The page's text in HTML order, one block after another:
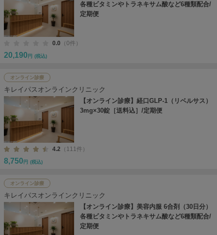
各種ビタミンやトラネキサム酸など6種類配合/
定期便
0.0 （0件）
20,190 円 (税込)
オンライン診療
キレイパスオンラインクリニック
【オンライン診療】経口GLP-1（リベルサス）
3mg×30錠［送料込］/定期便
4.2 （111件）
8,750 円 (税込)
オンライン診療
キレイパスオンラインクリニック
【オンライン診療】美容内服 6合剤（30日分）
各種ビタミンやトラネキサム酸など6種類配合/
定期便